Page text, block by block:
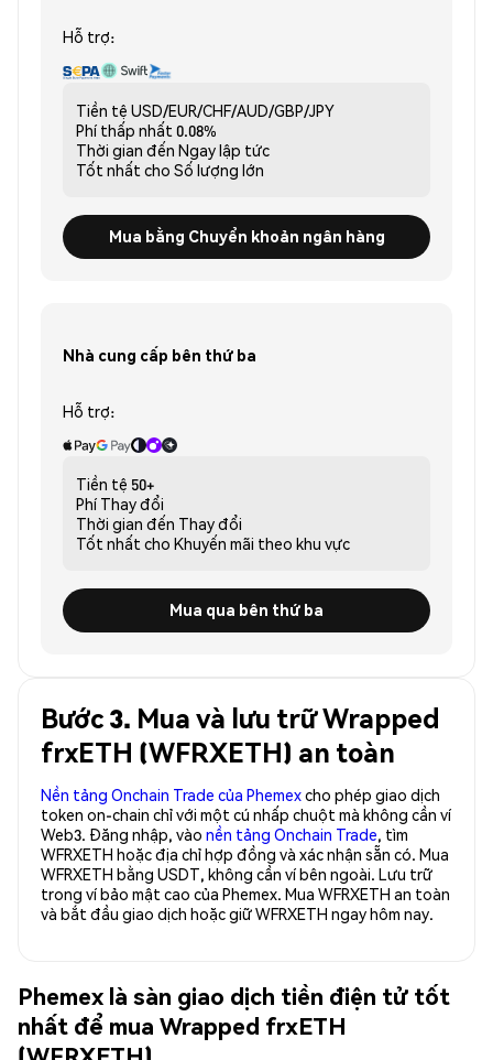
Hỗ trợ:
Tiền tệ USD/EUR/CHF/AUD/GBP/JPY
Phí thấp nhất 0.08%
Thời gian đến Ngay lập tức
Tốt nhất cho Số lượng lớn
Mua bằng Chuyển khoản ngân hàng
Nhà cung cấp bên thứ ba
Hỗ trợ:
Tiền tệ 50+
Phí Thay đổi
Thời gian đến Thay đổi
Tốt nhất cho Khuyến mãi theo khu vực
Mua qua bên thứ ba
Bước 3. Mua và lưu trữ Wrapped
frxETH (WFRXETH) an toàn
Nền tảng Onchain Trade của Phemexcho phép giao dịch
token on-chain chỉ với một cú nhấp chuột mà không cần ví
Web3. Đăng nhập, vào nền tảng Onchain Trade, tìm
WFRXETH hoặc địa chỉ hợp đồng và xác nhận sẵn có. Mua
WFRXETH bằng USDT, không cần ví bên ngoài. Lưu trữ
trong ví bảo mật cao của Phemex. Mua WFRXETH an toàn
và bắt đầu giao dịch hoặc giữ WFRXETH ngay hôm nay.
Phemex là sàn giao dịch tiền điện tử tốt
nhất để mua Wrapped frxETH